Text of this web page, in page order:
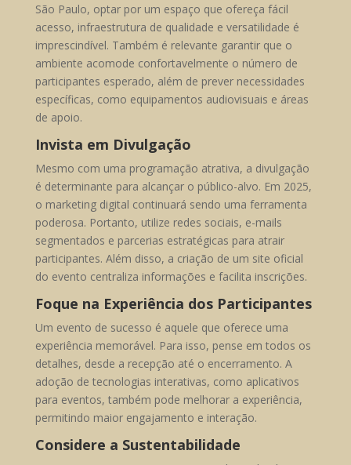
São Paulo, optar por um espaço que ofereça fácil
acesso, infraestrutura de qualidade e versatilidade é
imprescindível. Também é relevante garantir que o
ambiente acomode confortavelmente o número de
participantes esperado, além de prever necessidades
específicas, como equipamentos audiovisuais e áreas
de apoio.
Invista em Divulgação
Mesmo com uma programação atrativa, a divulgação
é determinante para alcançar o público-alvo. Em 2025,
o marketing digital continuará sendo uma ferramenta
poderosa. Portanto, utilize redes sociais, e-mails
segmentados e parcerias estratégicas para atrair
participantes. Além disso, a criação de um site oficial
do evento centraliza informações e facilita inscrições.
Foque na Experiência dos Participantes
Um evento de sucesso é aquele que oferece uma
experiência memorável. Para isso, pense em todos os
detalhes, desde a recepção até o encerramento. A
adoção de tecnologias interativas, como aplicativos
para eventos, também pode melhorar a experiência,
permitindo maior engajamento e interação.
Considere a Sustentabilidade